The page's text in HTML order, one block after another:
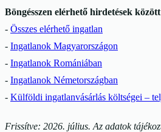
Böngésszen elérhető hirdetések
- Összes elérhető ingatlan
- Ingatlanok Magyarországon
- Ingatlanok Romániában
- Ingatlanok Németországban
- Külföldi ingatlanvásárlás költségei –
Frissítve: 2026. július. Az adatok